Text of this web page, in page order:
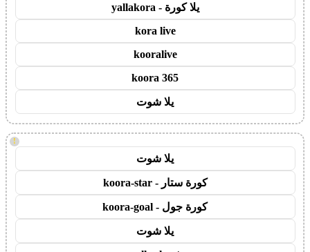
يلا كورة - yallakora
kora live
kooralive
koora 365
يلا شوت
!
يلا شوت
كورة ستار - koora-star
كورة جول - koora-goal
يلا شوت